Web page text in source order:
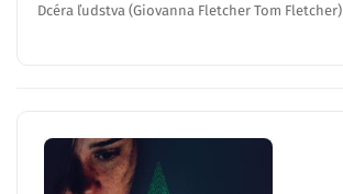
Dcéra ľudstva (Giovanna Fletcher Tom Fletcher)